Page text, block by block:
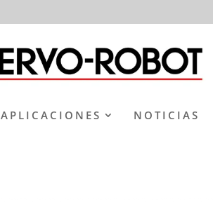
APLICACIONES NOTICIAS